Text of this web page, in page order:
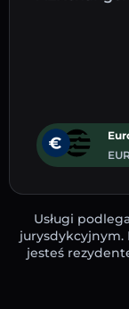
Usługi
jurysdykcyjnym.
jesteś